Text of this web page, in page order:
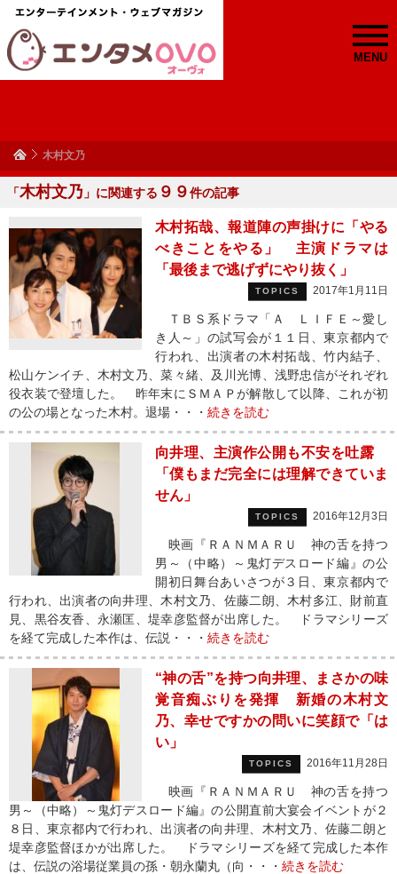
MENU
木村文乃
「木村文乃 」に関連する ９９件の記事
木村拓哉、報道陣の声掛けに「やる
べきことをやる」 主演ドラマは
「最後まで逃げずにやり抜く」
TOPICS 2017年1月11日
ＴＢＳ系ドラマ「Ａ ＬＩＦＥ～愛し
き人～」の試写会が１１日、東京都内で
行われ、出演者の木村拓哉、竹内結子、
松山ケンイチ、木村文乃、菜々緒、及川光博、浅野忠信がそれぞれ
役衣装で登壇した。 昨年末にＳＭＡＰが解散して以降、これが初
の公の場となった木村。退場・・・ 続きを読む
向井理、主演作公開も不安を吐露
「僕もまだ完全には理解できていま
せん」
TOPICS 2016年12月3日
映画『ＲＡＮＭＡＲＵ 神の舌を持つ
男～（中略）～鬼灯デスロード編』の公
開初日舞台あいさつが３日、東京都内で
行われ、出演者の向井理、木村文乃、佐藤二朗、木村多江、財前直
見、黒谷友香、永瀬匡、堤幸彦監督が出席した。 ドラマシリーズ
を経て完成した本作は、伝説・・・ 続きを読む
“神の舌”を持つ向井理、まさかの味
覚音痴ぶりを発揮 新婚の木村文
乃、幸せですかの問いに笑顔で「は
い」
TOPICS 2016年11月28日
映画『ＲＡＮＭＡＲＵ 神の舌を持つ
男～（中略）～鬼灯デスロード編』の公開直前大宴会イベントが２
８日、東京都内で行われ、出演者の向井理、木村文乃、佐藤二朗と
堤幸彦監督ほかが出席した。 ドラマシリーズを経て完成した本作
は、伝説の浴場従業員の孫・朝永蘭丸（向・・・ 続きを読む